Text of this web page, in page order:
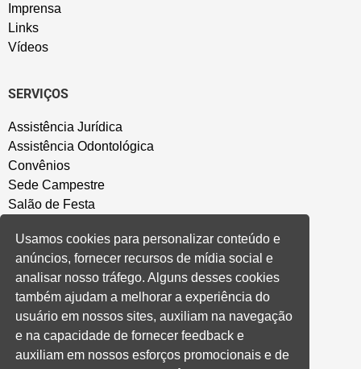
Imprensa
Links
Vídeos
SERVIÇOS
Assistência Jurídica
Assistência Odontológica
Convênios
Sede Campestre
Salão de Festa
CONVENÇÃO COLETIVA E ACORDOS
Convenções Coletivas
Banco do Brasil
Caixa Econômica Federal
Banrisul
Usamos cookies para personalizar conteúdo e
anúncios, fornecer recursos de mídia social e
analisar nosso tráfego. Alguns desses cookies
também ajudam a melhorar a experiência do
usuário em nossos sites, auxiliam na navegação
e na capacidade de fornecer feedback e
auxiliam em nossos esforços promocionais e de